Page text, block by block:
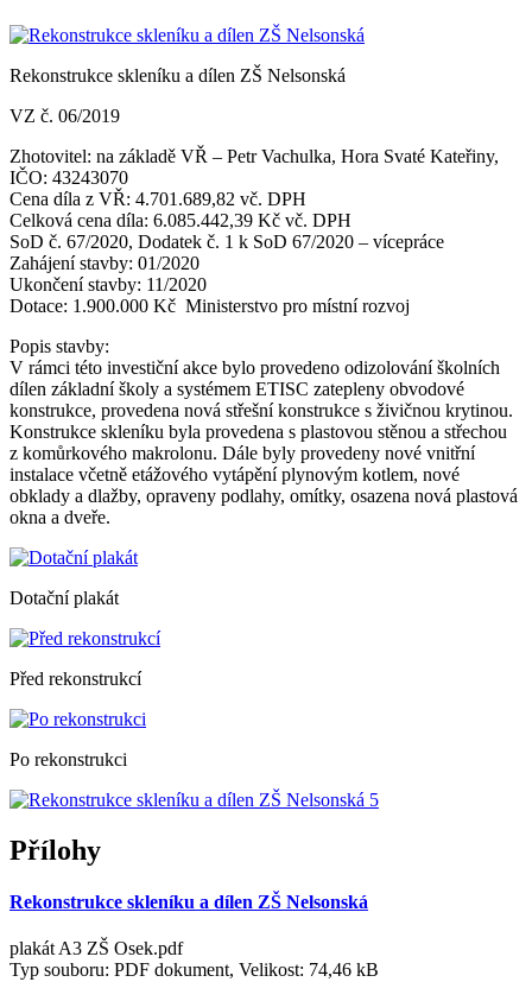
Rekonstrukce skleníku a dílen ZŠ Nelsonská
VZ č. 06/2019
Zhotovitel: na základě VŘ – Petr Vachulka, Hora Svaté Kateřiny,
IČO: 43243070
Cena díla z VŘ: 4.701.689,82 vč. DPH
Celková cena díla: 6.085.442,39 Kč vč. DPH
SoD č. 67/2020, Dodatek č. 1 k SoD 67/2020 – vícepráce
Zahájení stavby: 01/2020
Ukončení stavby: 11/2020
Dotace: 1.900.000 Kč Ministerstvo pro místní rozvoj
Popis stavby:
V rámci této investiční akce bylo provedeno odizolování školních
dílen základní školy a systémem ETISC zatepleny obvodové
konstrukce, provedena nová střešní konstrukce s živičnou krytinou.
Konstrukce skleníku byla provedena s plastovou stěnou a střechou
z komůrkového makrolonu. Dále byly provedeny nové vnitřní
instalace včetně etážového vytápění plynovým kotlem, nové
obklady a dlažby, opraveny podlahy, omítky, osazena nová plastová
okna a dveře.
Dotační plakát
Před rekonstrukcí
Po rekonstrukci
Přílohy
Rekonstrukce skleníku a dílen ZŠ Nelsonská
plakát A3 ZŠ Osek.pdf
Typ souboru: PDF dokument, Velikost: 74,46 kB